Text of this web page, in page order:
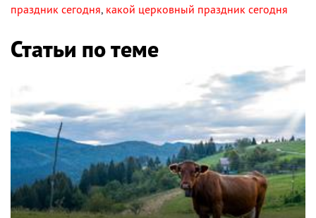
праздник сегодня, какой церковный праздник сегодня
Статьи по теме